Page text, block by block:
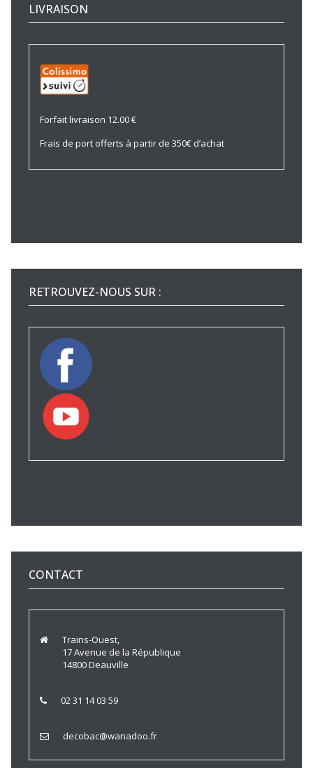
LIVRAISON
Forfait livraison 12.00 €
Frais de port offerts à partir de 350€ d’achat
RETROUVEZ-NOUS SUR :
CONTACT
Trains-Ouest,
17 Avenue de la République
14800 Deauville
02 31 14 03 59
decobac@wanadoo.fr